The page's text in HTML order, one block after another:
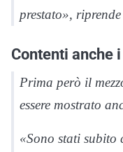
prestato»,
Contenti anche
Prima però il
essere mostrato
«Sono stati subito